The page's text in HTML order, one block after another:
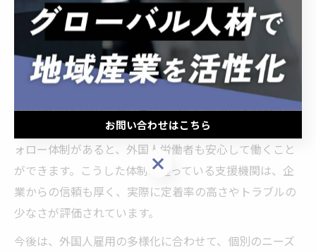
継続的な生活・労務サポートや緊急時対応が重視されて
います。多言語対応や24時間相談窓口、生活指導や定期
面談の実施といった実践的な支援体制が、実際の現場で
のトラブル防止や定着率向上につながります。
例えば、住居探しや銀行口座開設、医療機関受診のサポ
ート、文化やマナー指導など、日常生活全般にわたるフ
ォロー体制があると、外国人労働者も安心して働くこと
ができます。こうした体制が整っている支援機関は、企
業からの信頼も厚く、実際に定着率の高さやトラブルの
少なさが評価されています。
今後は、外国人雇用の多様化に合わせて、個別のニーズ
お問い合わせはこちら
お問い合わせはこちら